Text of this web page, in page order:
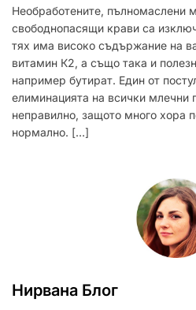
Необработените, пълномаслени
свободнопасящи крави са
тях има високо съдържание на
витамин К2, а също така и
например бутират. Един от
елиминацията на всички млечни
неправилно, защото много хора
нормално. […]
Нирвана Блог